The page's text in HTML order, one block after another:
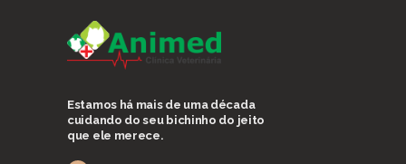
Estamos há mais de uma década
cuidando do seu bichinho do jeito
que ele merece.